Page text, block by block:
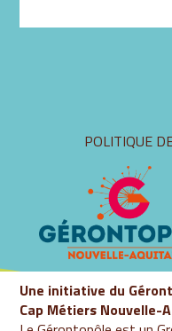
POLITIQUE
Une initiative du
Cap Métiers Nouvelle-